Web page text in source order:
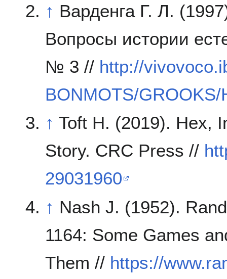
↑ Варденга Г. Л.
Вопросы истории
№ 3 // http://
BONMOTS/GROOKS/
↑ Toft H. (2019). Hex,
Story. CRC Press //
29031960
↑ Nash J. (1952).
1164: Some Games
Them // https://